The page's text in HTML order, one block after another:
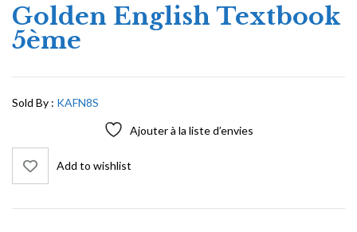
Golden English Textbook
5ème
Sold By : KAFN8S
Ajouter à la liste d’envies
Add to wishlist